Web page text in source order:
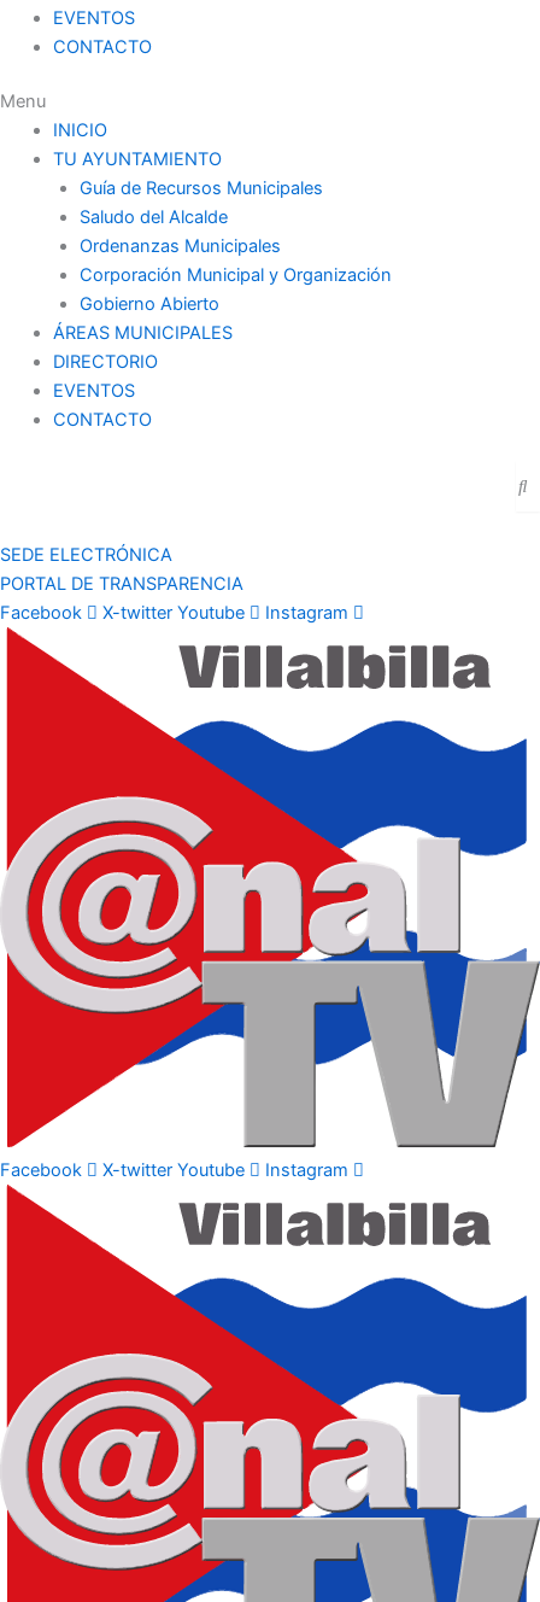
EVENTOS
CONTACTO
Menu
INICIO
TU AYUNTAMIENTO
Guía de Recursos Municipales
Saludo del Alcalde
Ordenanzas Municipales
Corporación Municipal y Organización
Gobierno Abierto
ÁREAS MUNICIPALES
DIRECTORIO
EVENTOS
CONTACTO
SEDE ELECTRÓNICA
PORTAL DE TRANSPARENCIA
Facebook
X-twitter Youtube Instagram
Facebook X-twitter Youtube Instagram